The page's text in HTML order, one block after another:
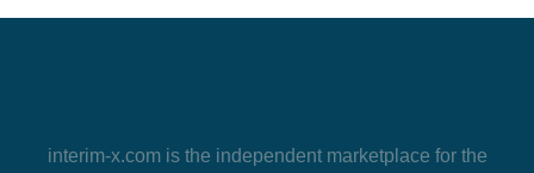
interim-x.comis the independent marketplace for the